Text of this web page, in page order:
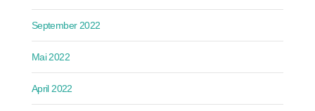
September 2022
Mai 2022
April 2022